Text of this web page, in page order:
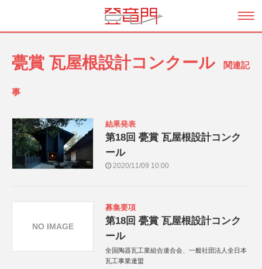
甍賞 瓦屋根設計コンクール 関連記
事
結果発表
第18回 甍賞 瓦屋根設計コンク
ール
2020/11/09 10:00
募集要項
第18回 甍賞 瓦屋根設計コンク
ール
全国陶器瓦工業組合連合会、一般社団法人全日本
瓦工事業連盟
NO IMAGE